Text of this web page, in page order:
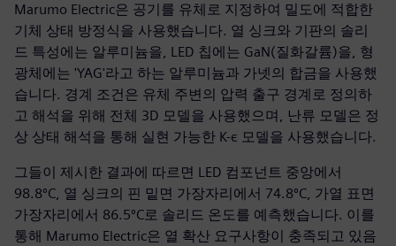
Marumo Electric은 공기를 유체로 지정하여 밀도에 적합한
기체 상태 방정식을 사용했습니다. 열 싱크와 기판의 솔리
드 특성에는 알루미늄을, LED 칩에는 GaN(질화갈륨)을, 형
광체에는 'YAG'라고 하는 알루미늄과 가넷의 합금을 사용했
습니다. 경계 조건은 유체 주변의 압력 출구 경계로 정의하
고 해석을 위해 전체 3D 모델을 사용했으며, 난류 모델은 정
상 상태 해석을 통해 실현 가능한 K-ε 모델을 사용했습니다.
그들이 제시한 결과에 따르면 LED 컴포넌트 중앙에서
98.8ºC, 열 싱크의 핀 밑면 가장자리에서 74.8ºC, 가열 표면
가장자리에서 86.5ºC로 솔리드 온도를 예측했습니다. 이를
통해 Marumo Electric은 열 확산 요구사항이 충족되고 있음